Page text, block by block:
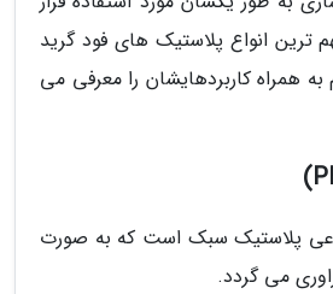
ترین انواع پلاستیک های فود گرید
همراه کاربردهایشان را معرفی می
نوعی پلاستیک سبک است که به صورت
می گردد.